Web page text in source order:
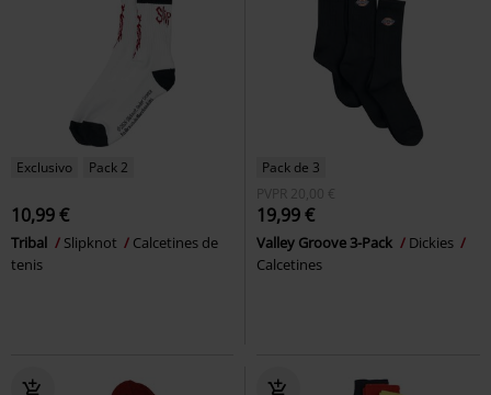
Exclusivo Pack 2
10,99 €
Tribal Slipknot
Calcetines de
tenis
Pack de 3
PVPR 20,00 €
19,99 €
Valley Groove 3-Pack
Dickies
Calcetines